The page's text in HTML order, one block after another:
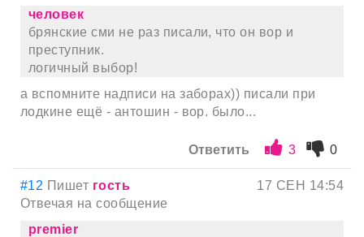
человек
брянские сми не раз писали, что он вор и
преступник.
логичный выбор!
а вспомните надписи на заборах)) писали при
лодкине ещё - антошин - вор. было...
Ответить 3 0
#12 Пишет гость
17 СЕН 14:54
Отвечая на сообщение
premier